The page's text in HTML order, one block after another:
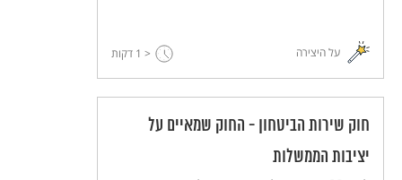
על היצירה < 1 דקות
חוק שירות הביטחון - החוק שמאיים על
יציבות הממשלות